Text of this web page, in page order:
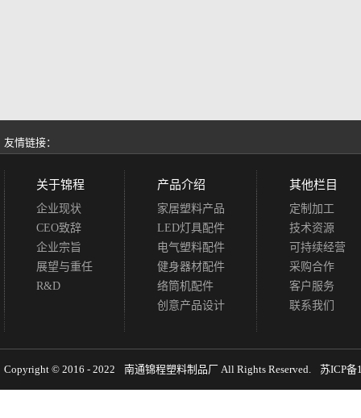
友情链接：
关于锦程
企业现状
CEO致辞
企业宗旨
展望与重任
R&D
产品介绍
家居塑料产品
LED灯具配件
电气塑料配件
健身器材配件
络筒机配件
创意产品设计
其他栏目
定制加工
技术资源
可持续经营
采购合作
客户服务
联系我们
Copyright © 2016 - 2022 南通锦程塑料制品厂All Rights Reserved. 苏ICP备